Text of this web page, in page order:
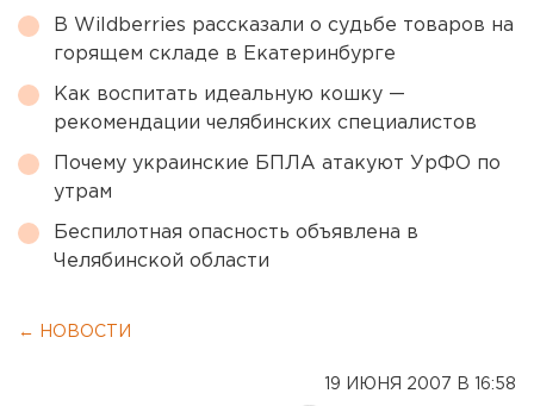
В Wildberries рассказали о судьбе товаров на
горящем складе в Екатеринбурге
Как воспитать идеальную кошку —
рекомендации челябинских специалистов
Почему украинские БПЛА атакуют УрФО по
утрам
Беспилотная опасность объявлена в
Челябинской области
← НОВОСТИ
19 ИЮНЯ 2007 В 16:58